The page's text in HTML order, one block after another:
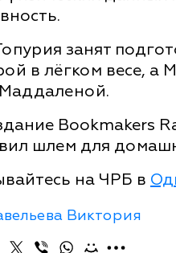
занят
в лёгком весе, а
Bookmakers
шлем для
на ЧРБ в
Виктория